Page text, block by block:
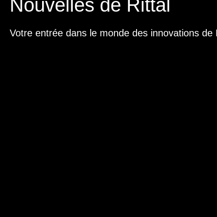
Nouvelles de Rittal
Votre entrée dans le monde des innovations de